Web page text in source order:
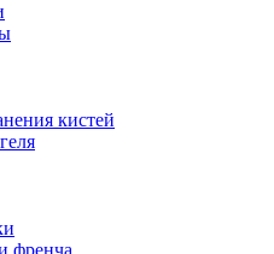
кистей